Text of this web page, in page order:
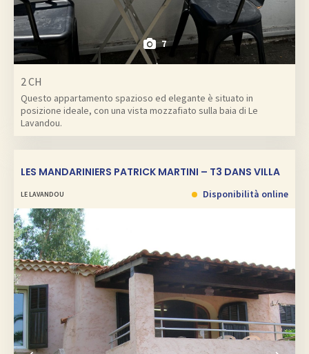
7
2 CH
Questo appartamento spazioso ed elegante è situato in
posizione ideale, con una vista mozzafiato sulla baia di Le
Lavandou.
LES MANDARINIERS PATRICK MARTINI – T3 DANS VILLA
LE LAVANDOU Disponibilità online